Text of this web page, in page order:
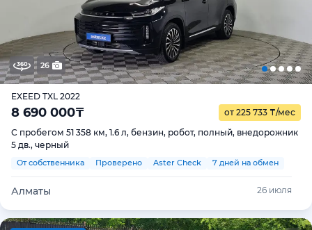
26
EXEED TXL 2022
8 690 000₸ от 225 733 ₸/мес
С пробегом 51 358 км, 1.6 л, бензин, робот, полный, внедорожник
5 дв., черный
От собственника Проверено Aster Check 7 дней на обмен
Алматы 26 июля